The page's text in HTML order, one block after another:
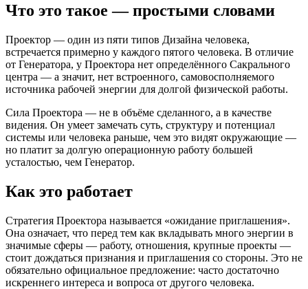
Что это такое — простыми словами
Проектор — один из пяти типов Дизайна человека,
встречается примерно у каждого пятого человека. В отличие
от Генератора, у Проектора нет определённого Сакрального
центра — а значит, нет встроенного, самовосполняемого
источника рабочей энергии для долгой физической работы.
Сила Проектора — не в объёме сделанного, а в качестве
видения. Он умеет замечать суть, структуру и потенциал
системы или человека раньше, чем это видят окружающие —
но платит за долгую операционную работу большей
усталостью, чем Генератор.
Как это работает
Стратегия Проектора называется «ожидание приглашения».
Она означает, что перед тем как вкладывать много энергии в
значимые сферы — работу, отношения, крупные проекты —
стоит дождаться признания и приглашения со стороны. Это не
обязательно официальное предложение: часто достаточно
искреннего интереса и вопроса от другого человека.